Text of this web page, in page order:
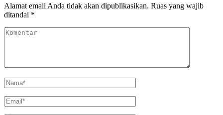
Alamat email Anda tidak akan dipublikasikan. Ruas yang wajib
ditandai *